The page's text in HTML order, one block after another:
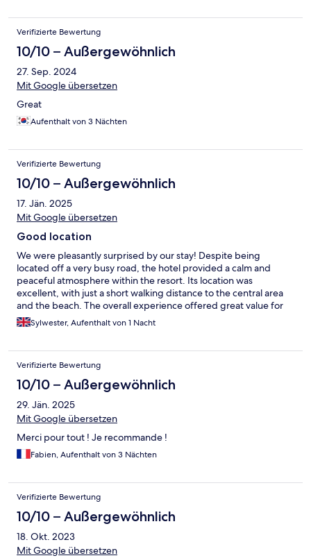
Verifizierte Bewertung
10/10 – Außergewöhnlich
27. Sep. 2024
Mit Google übersetzen
Great
Aufenthalt von 3 Nächten
Verifizierte Bewertung
10/10 – Außergewöhnlich
17. Jän. 2025
Mit Google übersetzen
Good location
We were pleasantly surprised by our stay! Despite being
located off a very busy road, the hotel provided a calm and
peaceful atmosphere within the resort. Its location was
excellent, with just a short walking distance to the central area
and the beach. The overall experience offered great value for
money. Highly recommended for those looking for a relaxing
stay without breaking the bank!
Sylwester, Aufenthalt von 1 Nacht
Verifizierte Bewertung
10/10 – Außergewöhnlich
29. Jän. 2025
Mit Google übersetzen
Merci pour tout ! Je recommande !
Fabien, Aufenthalt von 3 Nächten
Verifizierte Bewertung
10/10 – Außergewöhnlich
18. Okt. 2023
Mit Google übersetzen